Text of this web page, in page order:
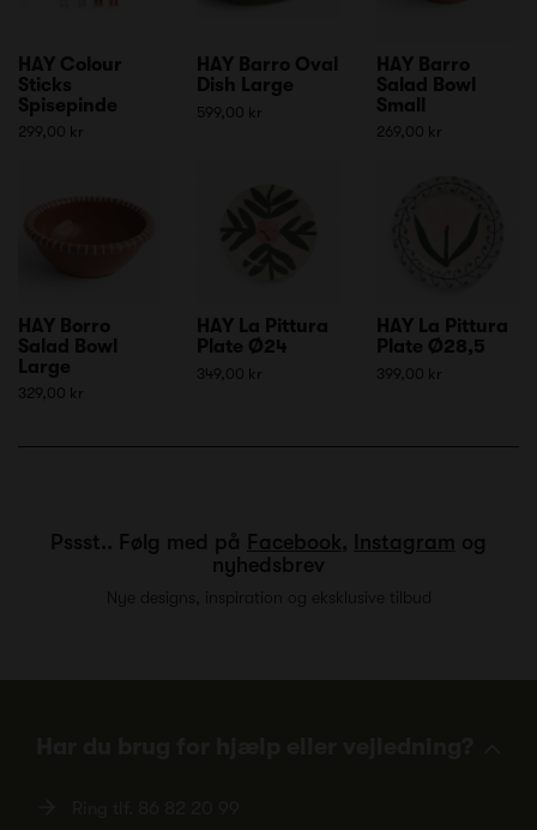
HAY Colour
Sticks
Spisepinde
299,00 kr
HAY Barro Oval
Dish Large
599,00 kr
HAY Barro
Salad Bowl
Small
269,00 kr
HAY Borro
Salad Bowl
Large
329,00 kr
HAY La Pittura
Plate Ø24
349,00 kr
HAY La Pittura
Plate Ø28,5
399,00 kr
Pssst.. Følg med på Facebook, Instagram og
nyhedsbrev
Nye designs, inspiration og eksklusive tilbud